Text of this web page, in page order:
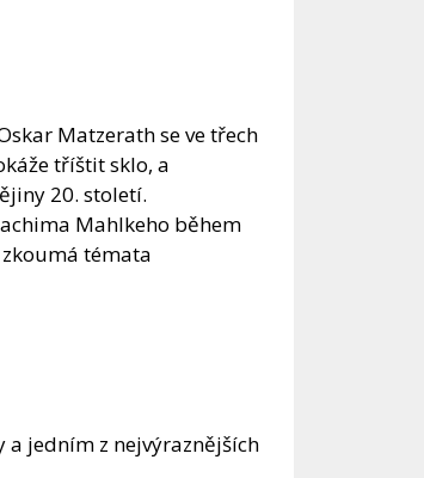
Matzerath se ve třech
tříštit sklo, a
20. století.
Mahlkeho během
témata
a jedním z nejvýraznějších